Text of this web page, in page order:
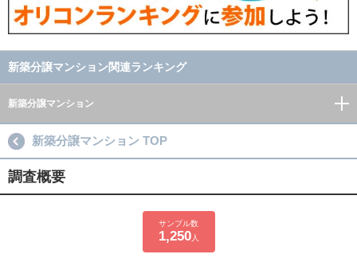
新築分譲マンション関連ランキング
新築分譲マンション
新築分譲マンション TOP
調査概要
サンプル数
1,250人